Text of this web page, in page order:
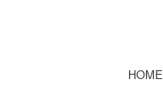
HOME